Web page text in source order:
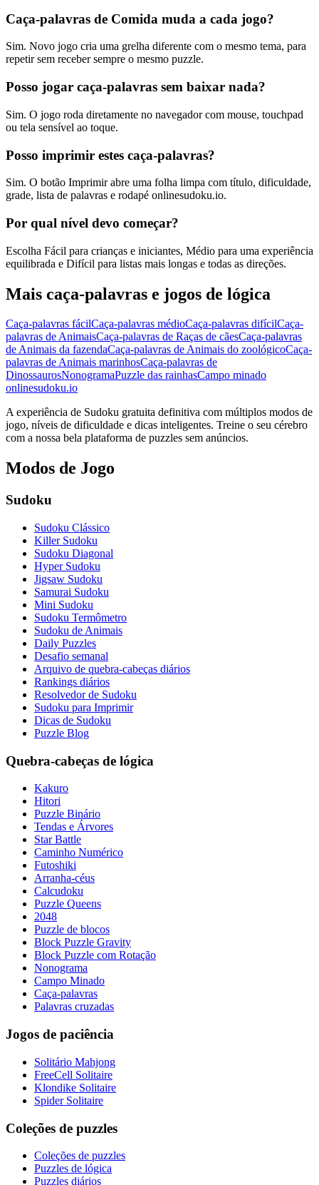
Caça-palavras de Comida muda a cada jogo?
Sim. Novo jogo cria uma grelha diferente com o mesmo tema, para
repetir sem receber sempre o mesmo puzzle.
Posso jogar caça-palavras sem baixar nada?
Sim. O jogo roda diretamente no navegador com mouse, touchpad
ou tela sensível ao toque.
Posso imprimir estes caça-palavras?
Sim. O botão Imprimir abre uma folha limpa com título, dificuldade,
grade, lista de palavras e rodapé onlinesudoku.io.
Por qual nível devo começar?
Escolha Fácil para crianças e iniciantes, Médio para uma experiência
equilibrada e Difícil para listas mais longas e todas as direções.
Mais caça-palavras e jogos de lógica
Caça-palavras fácilCaça-palavras médioCaça-palavras difícilCaça-
palavras de AnimaisCaça-palavras de Raças de cãesCaça-palavras
de Animais da fazendaCaça-palavras de Animais do zoológicoCaça-
palavras de Animais marinhosCaça-palavras de
DinossaurosNonogramaPuzzle das rainhasCampo minado
onlinesudoku.io
A experiência de Sudoku gratuita definitiva com múltiplos modos de
jogo, níveis de dificuldade e dicas inteligentes. Treine o seu cérebro
com a nossa bela plataforma de puzzles sem anúncios.
Modos de Jogo
Sudoku
Sudoku Clássico
Killer Sudoku
Sudoku Diagonal
Hyper Sudoku
Jigsaw Sudoku
Samurai Sudoku
Mini Sudoku
Sudoku Termômetro
Sudoku de Animais
Daily Puzzles
Desafio semanal
Arquivo de quebra-cabeças diários
Rankings diários
Resolvedor de Sudoku
Sudoku para Imprimir
Dicas de Sudoku
Puzzle Blog
Quebra-cabeças de lógica
Kakuro
Hitori
Puzzle Binário
Tendas e Árvores
Star Battle
Caminho Numérico
Futoshiki
Arranha-céus
Calcudoku
Puzzle Queens
2048
Puzzle de blocos
Block Puzzle Gravity
Block Puzzle com Rotação
Nonograma
Campo Minado
Caça-palavras
Palavras cruzadas
Jogos de paciência
Solitário Mahjong
FreeCell Solitaire
Klondike Solitaire
Spider Solitaire
Coleções de puzzles
Coleções de puzzles
Puzzles de lógica
Puzzles diários